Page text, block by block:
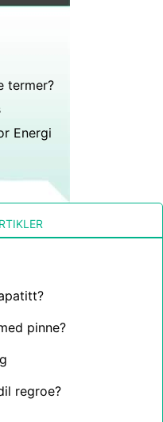
termer?
Energi
pinne?
regroe?